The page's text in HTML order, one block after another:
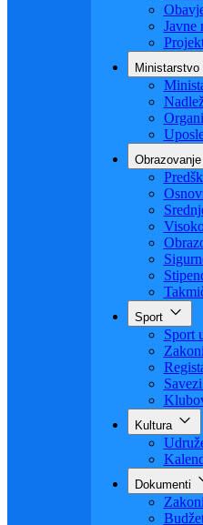
Sve
Javne
Javne
Ministarstvo
Obrazovanje
Sport
Sport
Savezi